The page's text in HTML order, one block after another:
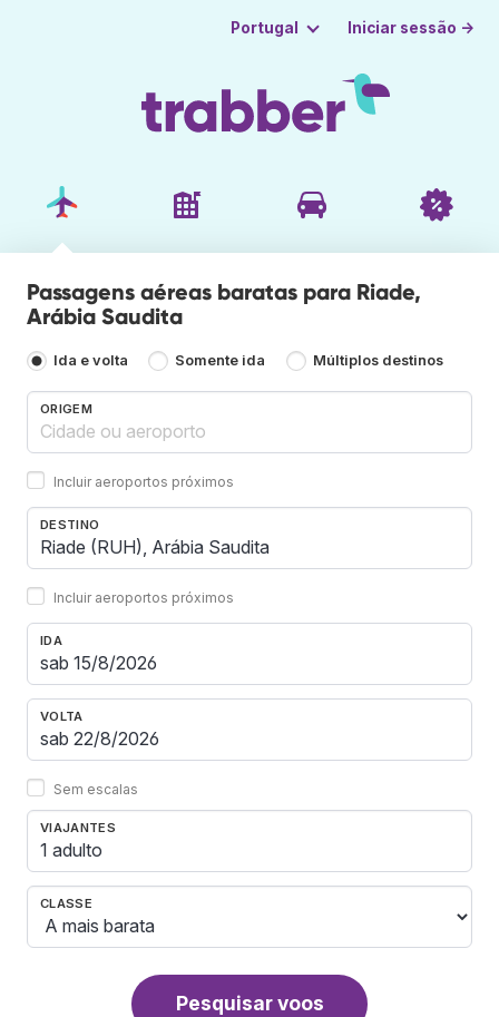
Portugal Iniciar sessão →
Passagens aéreas baratas para Riade,
Arábia Saudita
Ida e volta Somente ida Múltiplos destinos
ORIGEM
Incluir aeroportos próximos
DESTINO
Incluir aeroportos próximos
IDA
VOLTA
Sem escalas
VIAJANTES
1 adulto
CLASSE
Pesquisar voos